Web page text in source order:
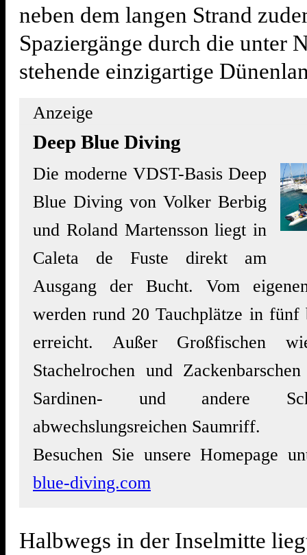
neben dem langen Strand
Spaziergänge durch die unter
stehende einzigartige
Anzeige
Deep Blue Diving
Die moderne VDST-Basis Deep
Blue Diving von Volker Berbig
und Roland Martensson liegt in
Caleta de Fuste direkt am
Ausgang der Bucht. Vom
werden rund 20 Tauchplätze in fünf
erreicht. Außer Großfischen
Stachelrochen und
Sardinen- und andere
abwechslungsreichen Saumriff.
Besuchen Sie unsere Homepage
blue-diving.com
Halbwegs in der Inselmitte